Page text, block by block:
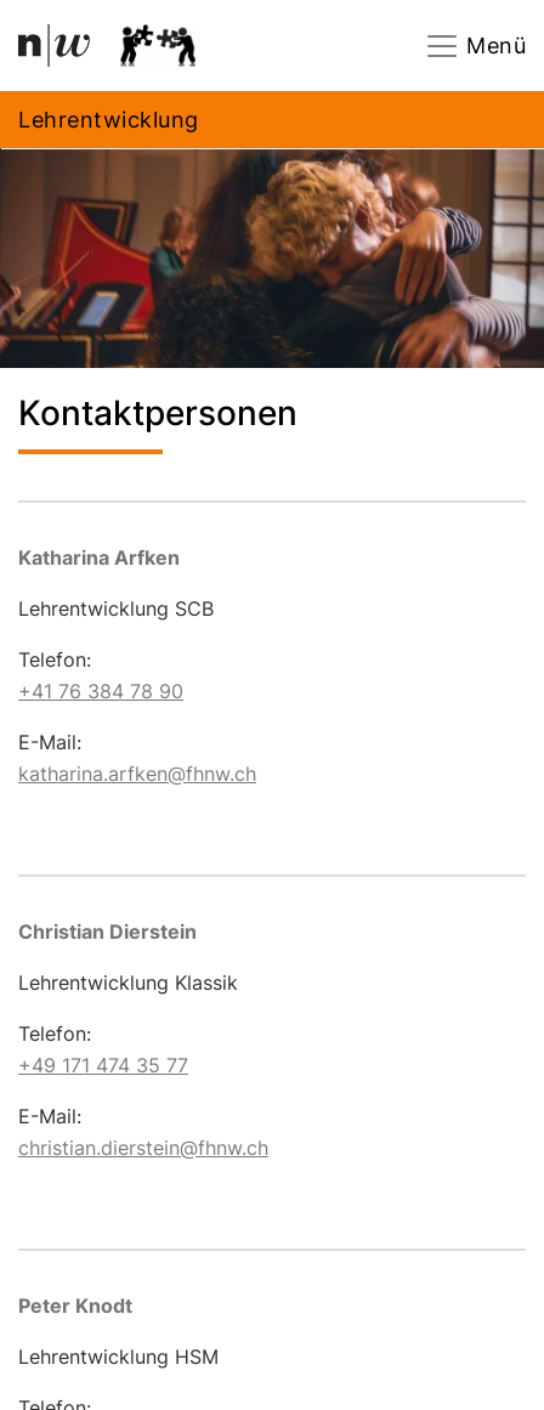
Navigation
Menü
Lehrentwicklung
Kontaktpersonen
Katharina Arfken
Lehrentwicklung SCB
Telefon:
+41 76 384 78 90
E-Mail:
katharina.arfken@fhnw.ch
Christian Dierstein
Lehrentwicklung Klassik
Telefon:
+49 171 474 35 77
E-Mail:
christian.dierstein@fhnw.ch
Peter Knodt
Lehrentwicklung HSM
Footer